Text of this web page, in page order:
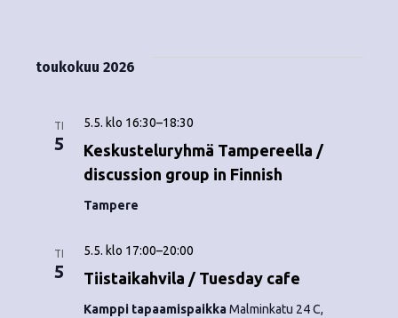
toukokuu 2026
TI
5
Keskusteluryhmä Tampereella /
discussion group in Finnish
5.5. klo 16:30–18:30
Tampere
TI
5 Tiistaikahvila / Tuesday cafe
5.5. klo 17:00–20:00
Kamppi tapaamispaikkaMalminkatu 24 C,